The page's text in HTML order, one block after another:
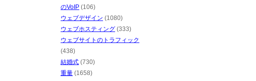
のVoIP (106)
ウェブデザイン (1080)
ウェブホスティング (333)
ウェブサイトのトラフィック
(438)
結婚式 (730)
重量 (1658)